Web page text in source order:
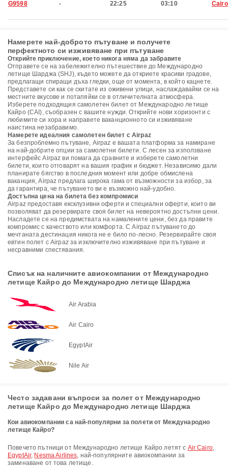
G9598 - 22:25 03:10 Cairo
Намерете най-доброто пътуване и получете
перфектното си изживяване при пътуване
Открийте приключение, което никога няма да забравите
Отправете се на забележително пътешествие до Международно
летище Шарджа (SHJ), където можете да откриете красиви градове,
предлагащи спиращи дъха гледки, още от момента, в който кацнете.
Представете си как се скитате из оживени улици, наслаждавайки се на
местните вкусове и потапяйки се в отличителната атмосфера.
Изберете подходящия самолетен билет от Международно летище
Кайро (CAI), съобразен с вашите нужди. Открийте нови хоризонти с
любимите си хора и направете ваканционното си изживяване
наистина незабравимо.
Намерете идеалния самолетен билет с Airpaz
За безпроблемно пътуване, Airpaz е вашата платформа за намиране
на най-добрите опции за самолетни билети. С лесен за използване
интерфейс Airpaz ви помага да сравните и изберете самолетни
билети, които отговарят на вашия график и бюджет. Независимо дали
планирате бягство в последния момент или добре обмислена
ваканция, Airpaz предлага широка гама от възможности за избор, за
да гарантира, че пътуването ви е възможно най-удобно.
Достъпна цена на билета без компромиси
Airpaz предоставя ексклузивни оферти и специални оферти, които ви
позволяват да резервирате своя билет на невероятно достъпни цени.
Насладете се на предимствата на намалените цени, без да правите
компромис с качеството или комфорта. С Airpaz пътуването до
мечтаната дестинация никога не е било по-лесно. Резервирайте своя
евтин полет с Airpaz за изключително изживяване при пътуване и
несравними спестявания.
Списък на наличните авиокомпании от Международно
летище Кайро до Международно летище Шарджа
Air Arabia
Air Cairo
EgyptAir
Nile Air
Често задавани въпроси за полет от Международно
летище Кайро до Международно летище Шарджа
Кои авиокомпании са най-популярни за полети от Международно
летище Кайро?
Повечето пътници от Международно летище Кайро летят с Air Cairo,
EgyptAir, Nesma Airlines, най-популярните авиокомпании за
заминаване от това летище.